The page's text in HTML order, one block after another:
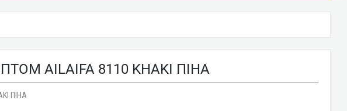
AILAIFA 8110 KHAKI ПІНА
ПІНА